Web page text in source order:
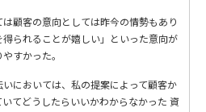
顧客の意向としては昨今の情勢もあり
得られることが嬉しい」といった意向が
すかった。
においては、私の提案によって顧客か
いてどうしたらいいかわからなかった 資